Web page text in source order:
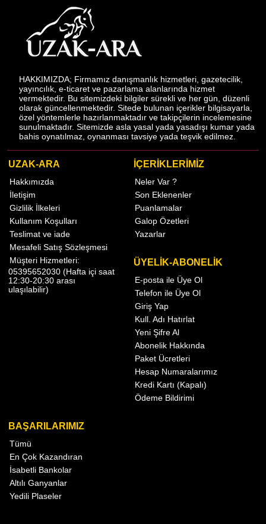
HAKKIMIZDA; Firmamız danışmanlık hizmetleri, gazetecilik,
yayıncılık, e-ticaret ve pazarlama alanlarında hizmet
vermektedir. Bu sitemizdeki bilgiler sürekli ve her gün, düzenli
olarak güncellenmektedir. Sitede bulunan içerikler bilgisayarla,
özel yöntemlerle hazırlanmaktadır ve takipçilerin incelemesine
sunulmaktadır. Sitemizde asla yasal yada yasadışı kumar yada
bahis oynatılmaz, oynanması tavsiye yada teşvik edilmez.
UZAK-ARA
Hakkımızda
İletişim
Gizlilik İlkeleri
Kullanım Koşulları
Teslimat ve iade
Mesafeli Satış Sözleşmesi
Müşteri Hizmetleri:
05395652030 (Hafta içi saat
12:30-20:30 arası
ulaşılabilir)
İÇERİKLERİMİZ
Neler Var ?
Son Eklenenler
Puanlamalar
Galop Özetleri
Yazarlar
ÜYELİK-ABONELİK
E-posta ile Üye Ol
Telefon ile Üye Ol
Giriş Yap
Kull. Adı Hatırlat
Yeni Şifre Al
Abonelik Hakkında
Paket Ücretleri
Hesap Numaralarımız
Kredi Kartı (Kapalı)
Ödeme Bildirimi
BAŞARILARIMIZ
Tümü
En Çok Kazandıran
İsabetli Bankolar
Altılı Ganyanlar
Yedili Plaseler